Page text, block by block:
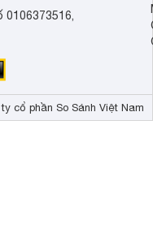
0106373516,
cổ phần So Sánh Việt Nam